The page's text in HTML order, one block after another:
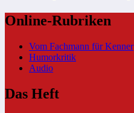
Online-Rubriken
Vom Fachmann für Kenner
Humorkritik
Audio
Das Heft